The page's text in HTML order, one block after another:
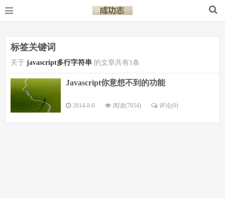
标签关键词
关于 javascript多行字符串 的文章共有1条
Javascript你意想不到的功能
2014-8-6 阅读(7054) 评论(0)